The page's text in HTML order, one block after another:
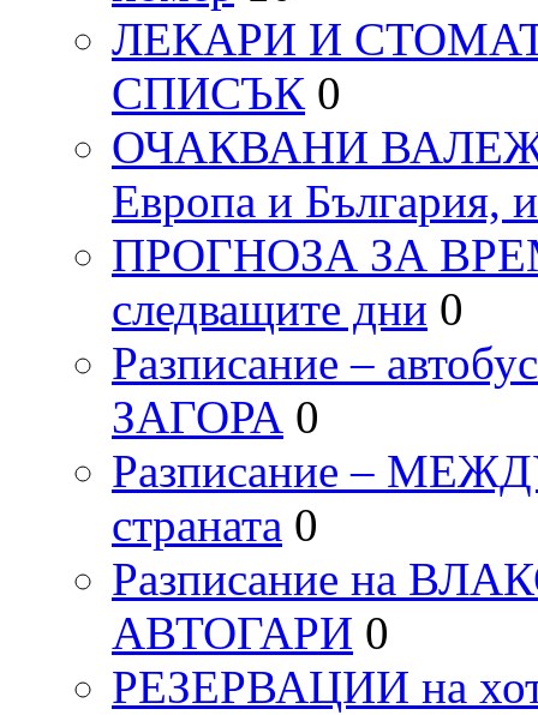
ЛЕКАРИ И
СПИСЪК 0
ОЧАКВАНИ ВАЛЕЖИ
Европа и България,
ПРОГНОЗА ЗА
следващите дни 0
Разписание –
ЗАГОРА 0
Разписание –
страната 0
Разписание на
АВТОГАРИ 0
РЕЗЕРВАЦИИ на